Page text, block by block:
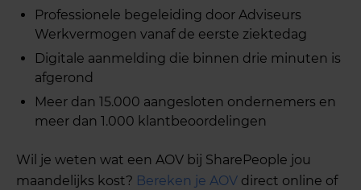
Professionele begeleiding door Adviseurs
Werkvermogen vanaf de eerste ziektedag
Digitale aanmelding die binnen drie minuten is
afgerond
Meer dan 15.000 aangesloten ondernemers en
meer dan 1.000 klantbeoordelingen
Wil je weten wat een AOV bij SharePeople jou
maandelijks kost? Bereken je AOV direct online of